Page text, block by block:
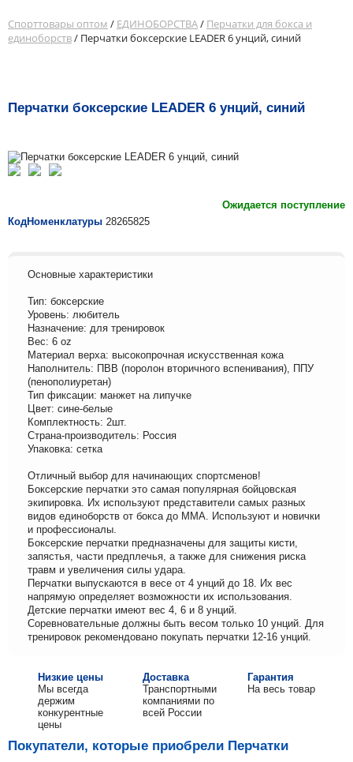
Спорттовары оптом / ЕДИНОБОРСТВА/ Перчатки для бокса и
единоборств/ Перчатки боксерские LEADER 6 унций, синий
Перчатки боксерские LEADER 6 унций, синий
Ожидается поступление
КодНоменклатуры 28265825
Основные характеристики
Тип: боксерские
Уровень: любитель
Назначение: для тренировок
Вес: 6 oz
Материал верха: высокопрочная искусственная кожа
Наполнитель: ПВВ (поролон вторичного вспенивания), ППУ
(пенополиуретан)
Тип фиксации: манжет на липучке
Цвет: сине-белые
Комплектность: 2шт.
Страна-производитель: Россия
Упаковка: сетка
Отличный выбор для начинающих спортсменов!
Боксерские перчатки это самая популярная бойцовская
экипировка. Их используют представители самых разных
видов единоборств от бокса до ММА. Используют и новички
и профессионалы.
Боксерские перчатки предназначены для защиты кисти,
запястья, части предплечья, а также для снижения риска
травм и увеличения силы удара.
Перчатки выпускаются в весе от 4 унций до 18. Их вес
напрямую определяет возможности их использования.
Детские перчатки имеют вес 4, 6 и 8 унций.
Соревновательные должны быть весом только 10 унций. Для
тренировок рекомендовано покупать перчатки 12-16 унций.
Низкие цены
Мы всегда
держим
конкурентные
цены
Доставка
Транспортными
компаниями по
всей России
Гарантия
На весь товар
Покупатели, которые приобрели Перчатки